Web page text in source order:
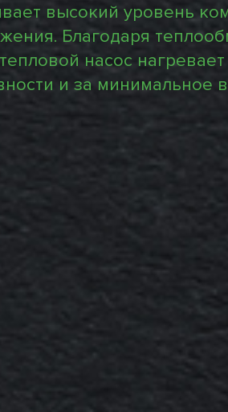
высокий уровень
Благодаря
насос
и за минимальное